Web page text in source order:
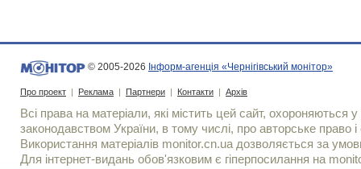
© 2005-2026 Інформ-агенція «Чернігівський монітор»
Про проект | Реклама | Партнери | Контакти | Архів
Всі права на матеріали, які містить цей сайт, охороняються у
законодавством України, в тому числі, про авторське право і
Використання матерiалiв monitor.cn.ua дозволяється за
Для iнтернет-видань обов'язковим є гiперпосилання на